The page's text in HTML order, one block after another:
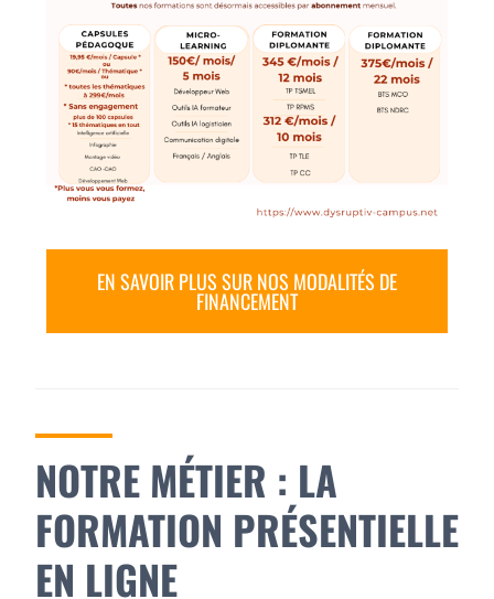
EN SAVOIR PLUS SUR NOS MODALITÉS DE
FINANCEMENT
NOTRE MÉTIER : LA
FORMATION PRÉSENTIELLE
EN LIGNE